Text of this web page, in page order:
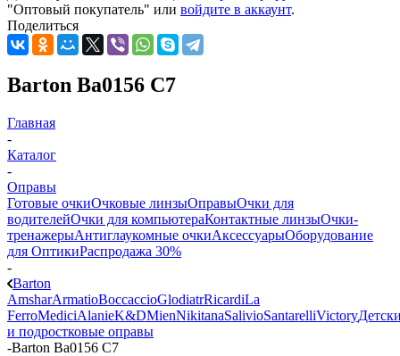
"Оптовый покупатель" или войдите в аккаунт.
Поделиться
Barton Ba0156 C7
Главная
-
Каталог
-
Оправы
Готовые очкиОчковые линзыОправыОчки для
водителейОчки для компьютераКонтактные линзыОчки-
тренажерыАнтиглаукомные очкиАксессуарыОборудование
для ОптикиРаспродажа 30%
-
Barton
AmsharArmatioBoccaccioGlodiatrRicardiLa
FerroMediciAlanieK&DMienNikitanaSalivioSantarelliVictory
и подростковые оправы
-Barton Ba0156 C7